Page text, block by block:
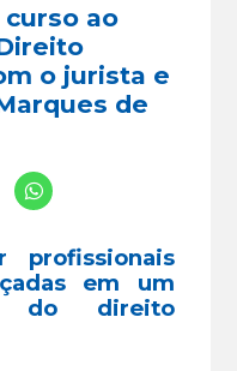
curso ao
o jurista e
de
profissionais
em um
do direito